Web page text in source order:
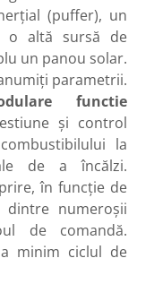
(puffer), un
o altă sursă de
un panou solar.
parametrii.
functie
şi control
la
de a încălzi.
în funcţie de
numeroşii
de comandă.
minim ciclul de